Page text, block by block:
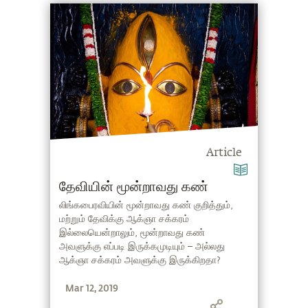
விளக்குகிறார்.
Article
தேவியின் மூன்றாவது கண்
லிங்கபைரவியின் மூன்றாவது கண் குறித்தும்,
மற்றும் தேவிக்கு ஆக்ஞா சக்கரம்
இல்லையென்றாலும், மூன்றாவது கண்
அவளுக்கு எப்படி இருக்கமுடியும் – அல்லது
ஆக்ஞா சக்கரம் அவளுக்கு இருக்கிறதா?
Mar 12, 2019